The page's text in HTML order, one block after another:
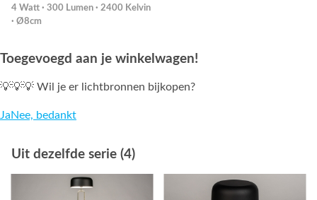
4 Watt · 300 Lumen · 2400 Kelvin
· Ø8cm
Toegevoegd aan je winkelwagen!
💡💡💡 Wil je er lichtbronnen bijkopen?
JaNee, bedankt
Uit dezelfde serie (4)